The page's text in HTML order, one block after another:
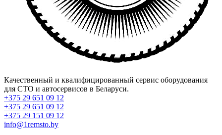
Качественный и квалифицированный сервис оборудования
для СТО и автосервисов в Беларуси.
+375 29 651 09 12
+375 29 651 09 12
+375 29 151 09 12
info@1remsto.by